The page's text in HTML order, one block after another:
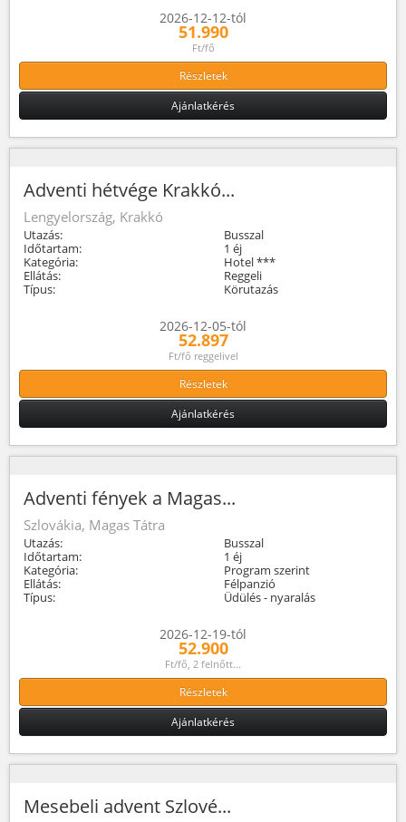
2026-12-12-tól
51.990
Ft/fő
Részletek
Ajánlatkérés
Adventi hétvége Krakkó...
Lengyelország, Krakkó
Utazás:
Busszal
Időtartam:
1 éj
Kategória:
Hotel ***
Ellátás:
Reggeli
Típus:
Körutazás
2026-12-05-tól
52.897
Ft/fő reggelivel
Részletek
Ajánlatkérés
Adventi fények a Magas...
Szlovákia, Magas Tátra
Utazás:
Busszal
Időtartam:
1 éj
Kategória:
Program szerint
Ellátás:
Félpanzió
Típus:
Üdülés - nyaralás
2026-12-19-tól
52.900
Ft/fő, 2 felnőtt...
Részletek
Ajánlatkérés
Mesebeli advent Szlové...